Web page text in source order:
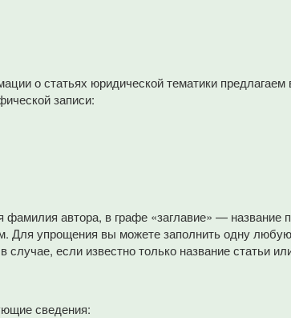
о статьях юридической тематики
записи:
фамилия автора, в графе «заглавие» —
Для упрощения вы можете заполнить одну
если известно только название статьи
сведения: